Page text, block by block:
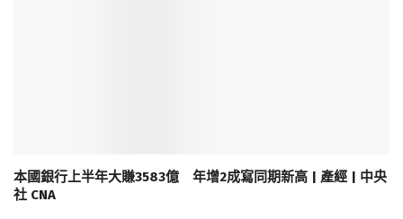
本國銀行上半年大賺3583億 年增2成寫同期新高 | 產經 | 中央
社 CNA